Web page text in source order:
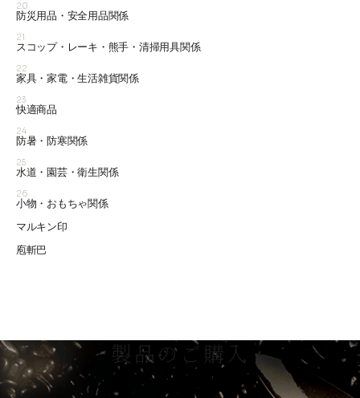
20
防災用品・安全用品関係
21
スコップ・レーキ・熊手・清掃用具関係
22
家具・家電・生活雑貨関係
23
快適商品
24
防暑・防寒関係
25
水道・園芸・衛生関係
26
小物・おもちゃ関係
マルキン印
庖斬巴
製品のご購入